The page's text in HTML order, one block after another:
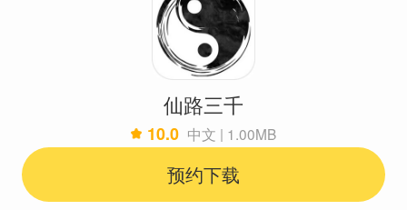
仙路三千
10.0 中文 | 1.00MB
预约下载